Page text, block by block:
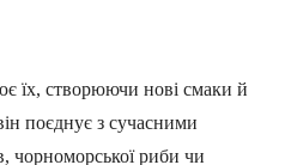
їх, створюючи нові смаки й
поєднує з сучасними
чорноморської риби чи